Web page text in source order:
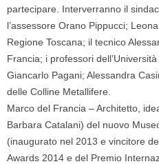
partecipare. Interverranno il
l’assessore Orano Pippucci;
Regione Toscana; il tecnico
Francia; i professori
Giancarlo Pagani; Alessandra
delle Colline Metallifere.
Marco del Francia –Architetto,
Barbara Catalani) del nuovo
(inaugurato nel 2013 e vincitore
Awards 2014 e del Premio